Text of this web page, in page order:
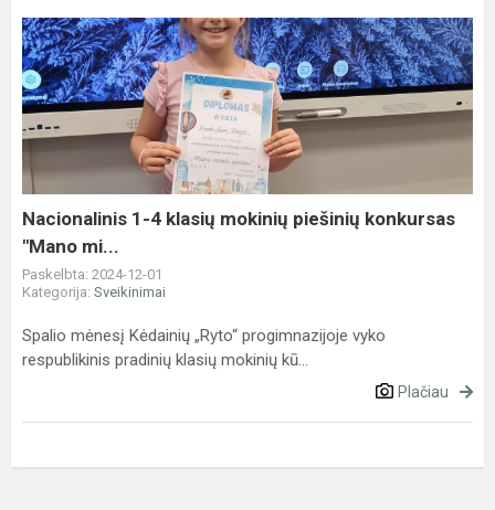
Nacionalinis
1-
4
klasių
mokinių
konkursas
"Mano
mi...
Nacionalinis 1-4 klasių mokinių piešinių konkursas
"Mano mi...
Paskelbta: 2024-12-01
Kategorija: Sveikinimai
Spalio mėnesį Kėdainių „Ryto“ progimnazijoje vyko
respublikinis pradinių klasių mokinių kū...
Plačiau